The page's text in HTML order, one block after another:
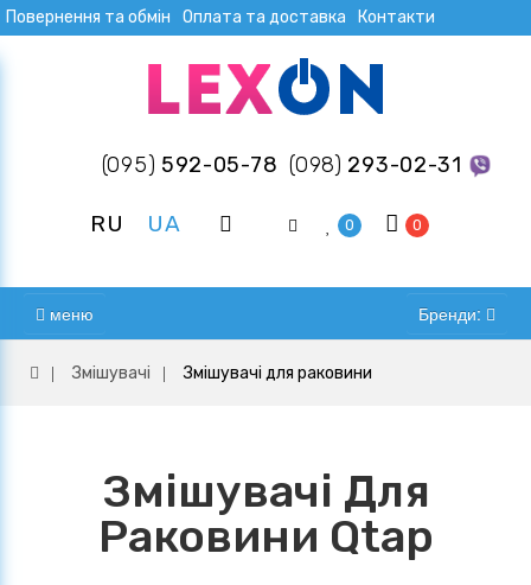
Повернення та обмін Оплата та доставка Контакти
(095) 592-05-78 (098) 293-02-31
RU UA 0 0
меню Бренди:
Змішувачі Змішувачі для раковини
Змішувачі Для
Раковини Qtap